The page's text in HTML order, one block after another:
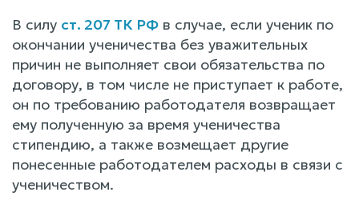
В силу ст. 207 ТК РФ в случае, если ученик по
окончании ученичества без уважительных
причин не выполняет свои обязательства по
договору, в том числе не приступает к работе,
он по требованию работодателя возвращает
ему полученную за время ученичества
стипендию, а также возмещает другие
понесенные работодателем расходы в связи с
ученичеством.